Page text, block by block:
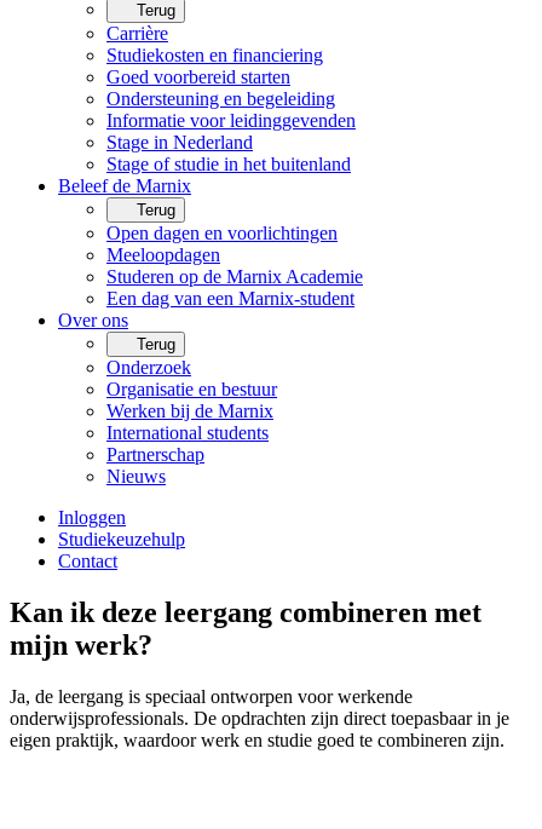
Terug
Carrière
Studiekosten en financiering
Goed voorbereid starten
Ondersteuning en begeleiding
Informatie voor leidinggevenden
Stage in Nederland
Stage of studie in het buitenland
Beleef de Marnix
Terug
Open dagen en voorlichtingen
Meeloopdagen
Studeren op de Marnix Academie
Een dag van een Marnix-student
Over ons
Terug
Onderzoek
Organisatie en bestuur
Werken bij de Marnix
International students
Partnerschap
Nieuws
Inloggen
Studiekeuzehulp
Contact
Kan ik deze leergang combineren met
mijn werk?
Ja, de leergang is speciaal ontworpen voor werkende
onderwijsprofessionals. De opdrachten zijn direct toepasbaar in je
eigen praktijk, waardoor werk en studie goed te combineren zijn.